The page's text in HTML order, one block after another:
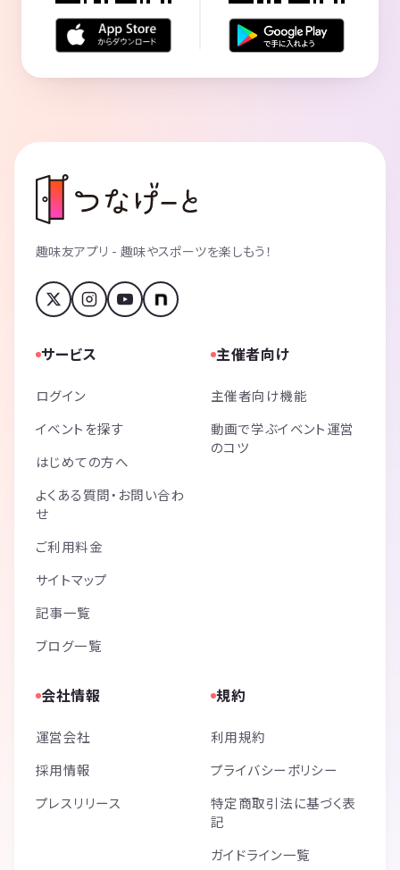
趣味友アプリ - 趣味やスポーツを楽しもう！
サービス
ログイン
イベントを探す
はじめての方へ
よくある質問・お問い合わ
せ
ご利用料金
サイトマップ
記事一覧
ブログ一覧
主催者向け
主催者向け機能
動画で学ぶイベント運営
のコツ
会社情報
運営会社
採用情報
プレスリリース
規約
利用規約
プライバシーポリシー
特定商取引法に基づく表
記
ガイドライン一覧